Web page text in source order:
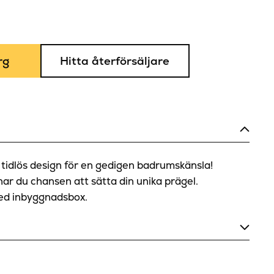
Hitta återförsäljare
design för en gedigen badrumskänsla!
du chansen att sätta din unika prägel.
inbyggnadsbox.